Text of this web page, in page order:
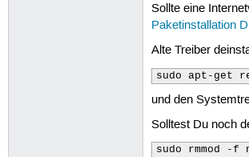
Sollte eine
Paketinstallation
Alte Treiber
sudo apt-get
und den
Solltest Du noch
sudo rmmod -f